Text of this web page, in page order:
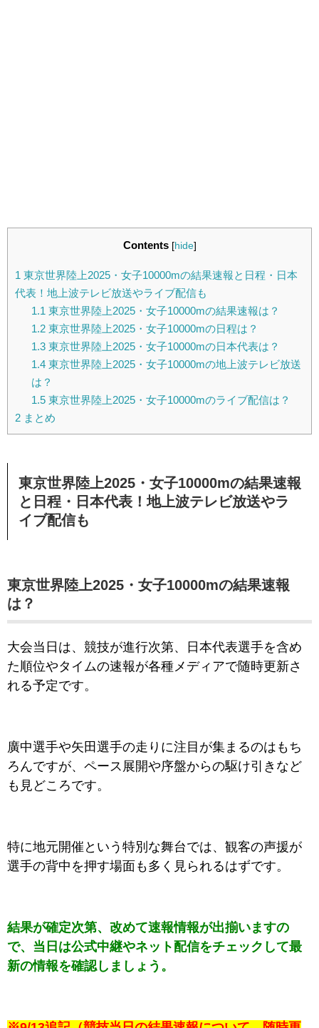
Contents [hide]
1 東京世界陸上2025・女子10000mの結果速報と日程・日本
代表！地上波テレビ放送やライブ配信も
1.1 東京世界陸上2025・女子10000mの結果速報は？
1.2東京世界陸上2025・女子10000mの日程は？
1.3東京世界陸上2025・女子10000mの日本代表は？
1.4東京世界陸上2025・女子10000mの地上波テレビ放送
は？
1.5東京世界陸上2025・女子10000mのライブ配信は？
2 まとめ
東京世界陸上2025・女子10000mの結果速報
と日程・日本代表！地上波テレビ放送やラ
イブ配信も
東京世界陸上2025・女子10000mの結果速報
は？
大会当日は、競技が進行次第、日本代表選手を含め
た順位やタイムの速報が各種メディアで随時更新さ
れる予定です。
廣中選手や矢田選手の走りに注目が集まるのはもち
ろんですが、ペース展開や序盤からの駆け引きなど
も見どころです。
特に地元開催という特別な舞台では、観客の声援が
選手の背中を押す場面も多く見られるはずです。
結果が確定次第、改めて速報情報が出揃いますの
で、当日は公式中継やネット配信をチェックして最
新の情報を確認しましょう。